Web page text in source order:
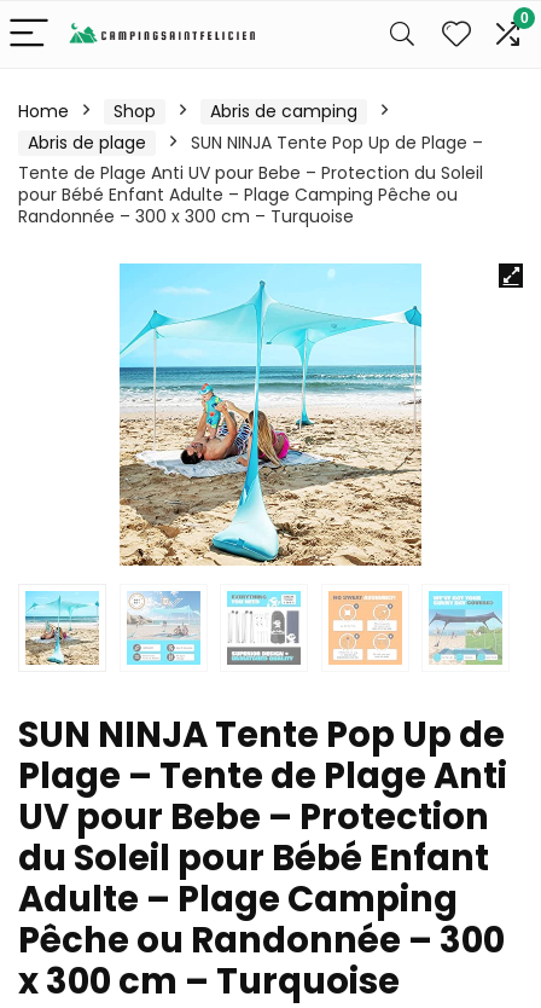
0
Home Shop
Abris de camping
Abris de plage
SUN NINJA Tente Pop Up de Plage –
Tente de Plage Anti UV pour Bebe – Protection du Soleil
pour Bébé Enfant Adulte – Plage Camping Pêche ou
Randonnée – 300 x 300 cm – Turquoise
SUN NINJA Tente Pop Up de
Plage – Tente de Plage Anti
UV pour Bebe – Protection
du Soleil pour Bébé Enfant
Adulte – Plage Camping
Pêche ou Randonnée – 300
x 300 cm – Turquoise